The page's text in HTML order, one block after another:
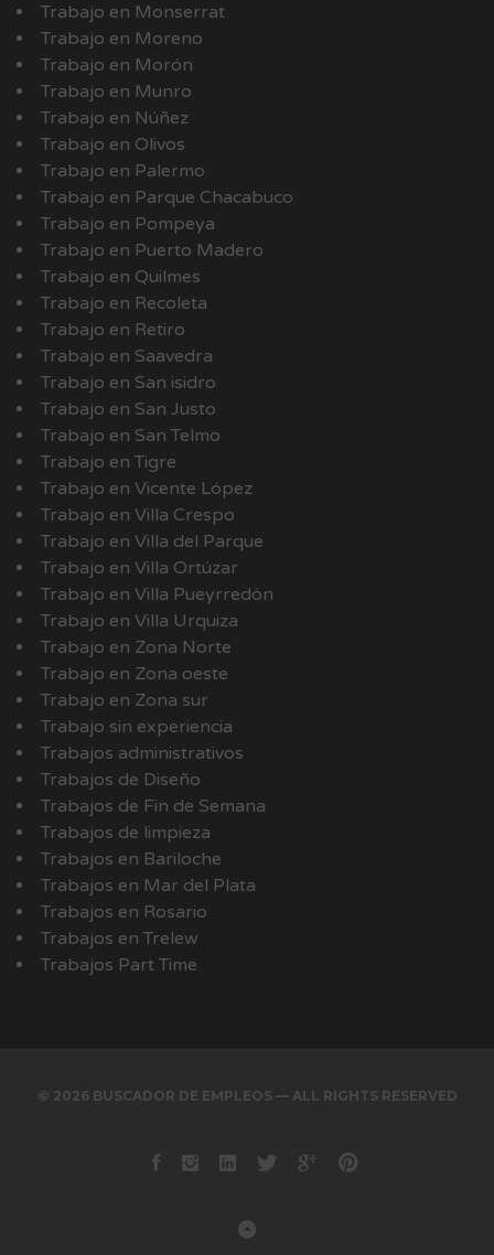
Trabajo en Monserrat
Trabajo en Moreno
Trabajo en Morón
Trabajo en Munro
Trabajo en Núñez
Trabajo en Olivos
Trabajo en Palermo
Trabajo en Parque Chacabuco
Trabajo en Pompeya
Trabajo en Puerto Madero
Trabajo en Quilmes
Trabajo en Recoleta
Trabajo en Retiro
Trabajo en Saavedra
Trabajo en San isidro
Trabajo en San Justo
Trabajo en San Telmo
Trabajo en Tigre
Trabajo en Vicente López
Trabajo en Villa Crespo
Trabajo en Villa del Parque
Trabajo en Villa Ortúzar
Trabajo en Villa Pueyrredón
Trabajo en Villa Urquiza
Trabajo en Zona Norte
Trabajo en Zona oeste
Trabajo en Zona sur
Trabajo sin experiencia
Trabajos administrativos
Trabajos de Diseño
Trabajos de Fin de Semana
Trabajos de limpieza
Trabajos en Bariloche
Trabajos en Mar del Plata
Trabajos en Rosario
Trabajos en Trelew
Trabajos Part Time
© 2026 BUSCADOR DE EMPLEOS — ALL RIGHTS RESERVED
Facebook
instagram
LinkedinTwitterGoogle+